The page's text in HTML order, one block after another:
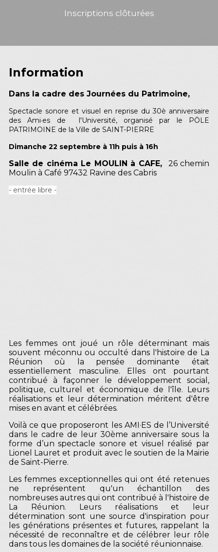
Inscriptions clôturées
Information
Dans la cadre des Journées du Patrimoine,
Spectacle sonore et visuel en reprise du 30è anniversaire
des Ami·es de l'Université, organisé par le PÖLE
PATRIMOINE de la Ville de SAINT-PIERRE
Dimanche 22 septembre à 11h puis à 16h
Salle de cinéma Le MOULIN à CAFE, 26 chemin
Moulin à Café 97432 Ravine des Cabris
- entrée libre -
Les femmes ont joué un rôle déterminant mais
souvent méconnu ou occulté dans l'histoire de La
Réunion où la pensée dominante était
essentiellement masculine. Elles ont pourtant
contribué à façonner le développement social,
politique, culturel et économique de l'île. Leurs
réalisations et leur détermination méritent d'être
mises en avant et célébrées.
Voilà ce que proposeront les AMI·ES de l’Université
dans le cadre de leur 30ème anniversaire sous la
forme d’un spectacle sonore et visuel réalisé par
Lionel Lauret et produit avec le soutien de la Mairie
de Saint-Pierre.
Les femmes exceptionnelles qui ont été retenues
ne représentent qu'un échantillon des
nombreuses autres qui ont contribué à l'histoire de
La Réunion. Leurs réalisations et leur
détermination sont une source d'inspiration pour
les générations présentes et futures, rappelant la
nécessité de reconnaître et de célébrer leur rôle
dans tous les domaines de la société réunionnaise.